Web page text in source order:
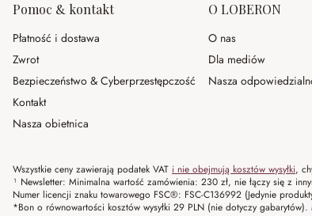
Pomoc & kontakt
Płatność i dostawa
Zwrot
Bezpieczeństwo & Cyberprzestępczość
Kontakt
Nasza obietnica
O LOBERON
O nas
Dla mediów
Nasza
Wszystkie ceny zawierają podatek VAT i nie obejmują kosztów wysyłki,
¹ Newsletter: Minimalna wartość zamówienia: 230 zł, nie łączy się z
Numer licencji znaku towarowego FSC®: FSC-C136992 (Jedynie
*Bon o równowartości kosztów wysyłki 29 PLN (nie dotyczy